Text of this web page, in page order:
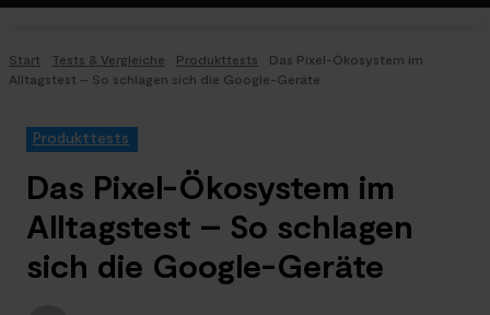
Start Tests & Vergleiche Produkttests
Das Pixel-Ökosystem im
Alltagstest – So schlagen sich die Google-Geräte
Produkttests
Das Pixel-Ökosystem im
Alltagstest – So schlagen
sich die Google-Geräte